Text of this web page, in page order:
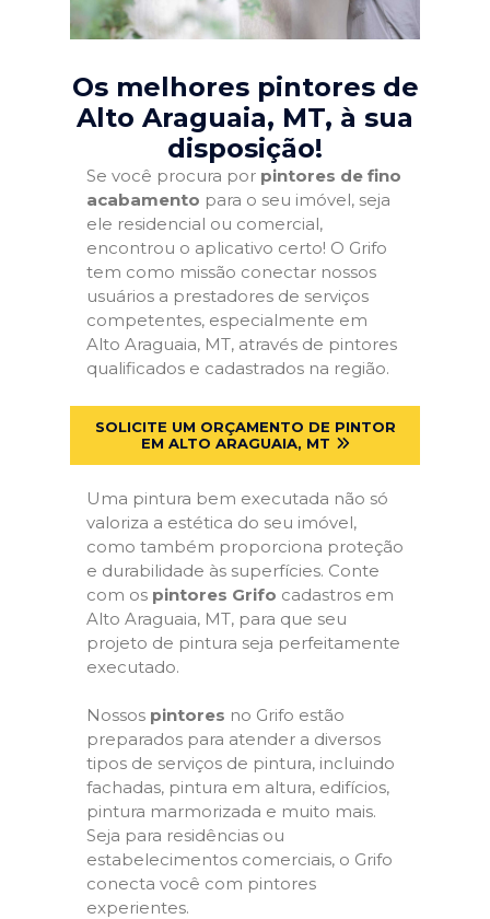
Os melhores pintores de
Alto Araguaia, MT, à sua
disposição!
Se você procura por pintores de fino
acabamento para o seu imóvel, seja
ele residencial ou comercial,
encontrou o aplicativo certo! O Grifo
tem como missão conectar nossos
usuários a prestadores de serviços
competentes, especialmente em
Alto Araguaia, MT, através de pintores
qualificados e cadastrados na região.
SOLICITE UM ORÇAMENTO DE PINTOR
EM ALTO ARAGUAIA, MT
Uma pintura bem executada não só
valoriza a estética do seu imóvel,
como também proporciona proteção
e durabilidade às superfícies. Conte
com os pintores Grifo cadastros em
Alto Araguaia, MT, para que seu
projeto de pintura seja perfeitamente
executado.
Nossos pintores no Grifo estão
preparados para atender a diversos
tipos de serviços de pintura, incluindo
fachadas, pintura em altura, edifícios,
pintura marmorizada e muito mais.
Seja para residências ou
estabelecimentos comerciais, o Grifo
conecta você com pintores
experientes.